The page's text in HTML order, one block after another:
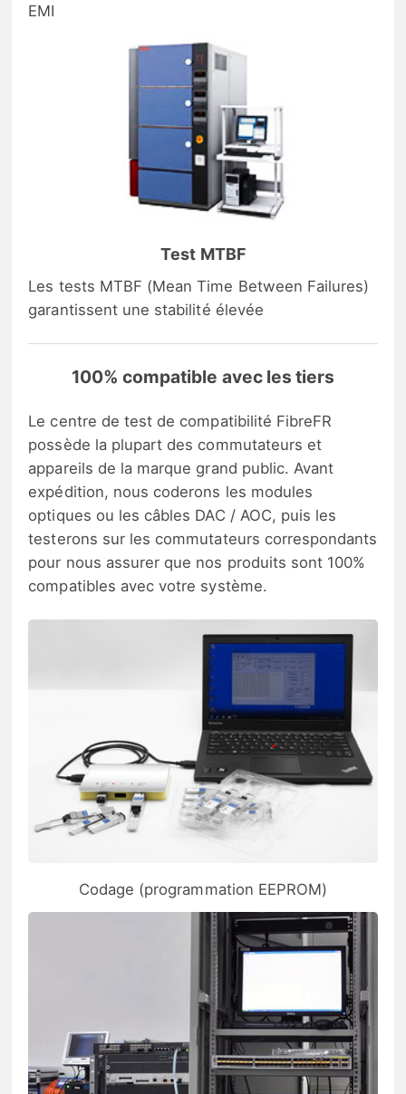
EMI
Test MTBF
Les tests MTBF (Mean Time Between Failures)
garantissent une stabilité élevée
100% compatible avec les tiers
Le centre de test de compatibilité FibreFR
possède la plupart des commutateurs et
appareils de la marque grand public. Avant
expédition, nous coderons les modules
optiques ou les câbles DAC / AOC, puis les
testerons sur les commutateurs correspondants
pour nous assurer que nos produits sont 100%
compatibles avec votre système.
Codage (programmation EEPROM)